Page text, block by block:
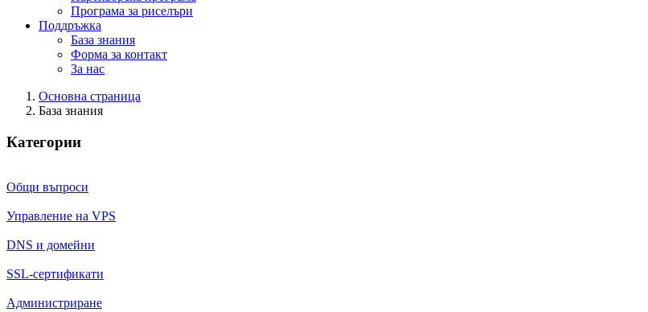
Програма за риселъри
Поддръжка
База знания
Форма за контакт
За нас
Основна страница
База знания
Категории
Общи въпроси
Управление на VPS
DNS и домейни
SSL-сертификати
Администриране